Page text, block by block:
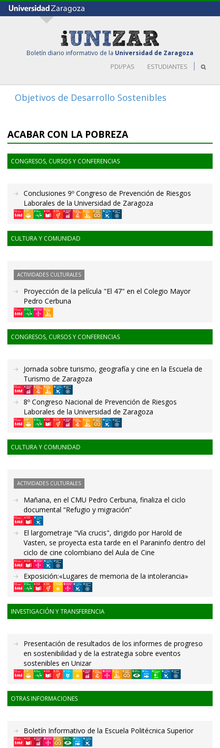
Boletín diario informativo de la Universidad de Zaragoza
PDI/PAS ESTUDIANTES
Objetivos de Desarrollo Sostenibles
ACABAR CON LA POBREZA
CONGRESOS, CURSOS Y CONFERENCIAS
Conclusiones 9º Congreso de Prevención de Riesgos
Laborales de la Universidad de Zaragoza
CULTURA Y COMUNIDAD
ACTIVIDADES CULTURALES
Proyección de la película "El 47" en el Colegio Mayor
Pedro Cerbuna
CONGRESOS, CURSOS Y CONFERENCIAS
Jornada sobre turismo, geografía y cine en la Escuela de
Turismo de Zaragoza
8º Congreso Nacional de Prevención de Riesgos
Laborales de la Universidad de Zaragoza
CULTURA Y COMUNIDAD
ACTIVIDADES CULTURALES
Mañana, en el CMU Pedro Cerbuna, finaliza el ciclo
documental “Refugio y migración”
El largometraje "Vía crucis", dirigido por Harold de
Vasten, se proyecta esta tarde en el Paraninfo dentro del
ciclo de cine colombiano del Aula de Cine
Exposición:«Lugares de memoria de la intolerancia»
INVESTIGACIÓN Y TRANSFERENCIA
Presentación de resultados de los informes de progreso
en sostenibilidad y de la estrategia sobre eventos
sostenibles en Unizar
OTRAS INFORMACIONES
Boletín Informativo de la Escuela Politécnica Superior